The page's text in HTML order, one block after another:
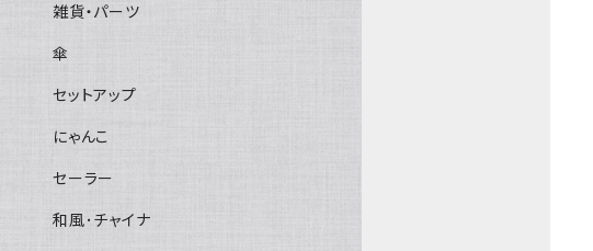
雑貨・パーツ
傘
セットアップ
にゃんこ
セーラー
和風･チャイナ